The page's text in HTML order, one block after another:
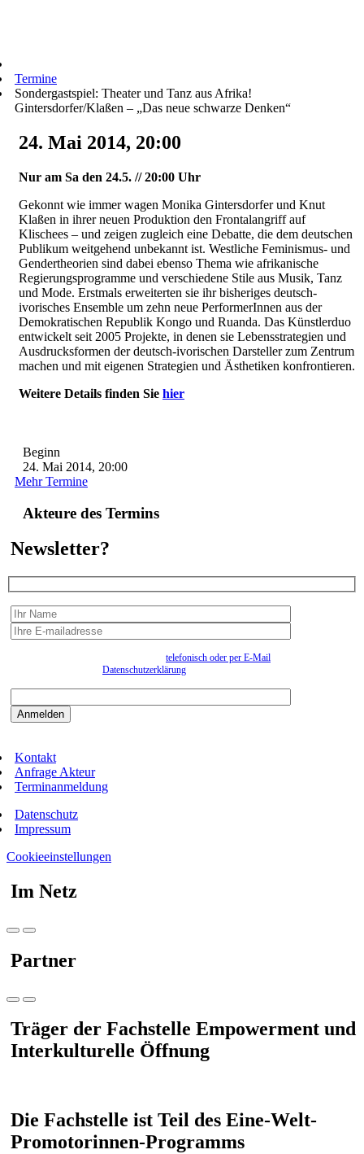
Termine
Sondergastspiel: Theater und Tanz aus Afrika!
Gintersdorfer/Klaßen – „Das neue schwarze Denken“
24. Mai 2014, 20:00
Nur am Sa den 24.5. // 20:00 Uhr
Gekonnt wie immer wagen Monika Gintersdorfer und Knut
Klaßen in ihrer neuen Produktion den Frontalangriff auf
Klischees – und zeigen zugleich eine Debatte, die dem deutschen
Publikum weitgehend unbekannt ist. Westliche Feminismus- und
Gendertheorien sind dabei ebenso Thema wie afrikanische
Regierungsprogramme und verschiedene Stile aus Musik, Tanz
und Mode. Erstmals erweiterten sie ihr bisheriges deutsch-
ivorisches Ensemble um zehn neue PerformerInnen aus der
Demokratischen Republik Kongo und Ruanda. Das Künstlerduo
entwickelt seit 2005 Projekte, in denen sie Lebensstrategien und
Ausdrucksformen der deutsch-ivorischen Darsteller zum Zentrum
machen und mit eigenen Strategien und Ästhetiken konfrontieren.
Weitere Details finden Sie hier
Beginn
24. Mai 2014, 20:00
Mehr Termine
Akteure des Termins
Newsletter?
telefonisch oder per E-Mail
Datenschutzerklärung
Kontakt
Anfrage Akteur
Terminanmeldung
Datenschutz
Impressum
Cookieeinstellungen
Im Netz
Partner
Träger der Fachstelle Empowerment und
Interkulturelle Öffnung
Die Fachstelle ist Teil des Eine-Welt-
Promotorinnen-Programms